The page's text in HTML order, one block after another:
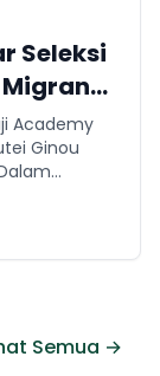
Seleksi
Academy
Ginou
bahasa
Semua →